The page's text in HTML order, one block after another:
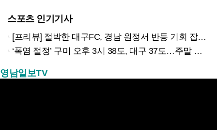
스포츠 인기기사
[프리뷰] 절박한 대구FC, 경남 원정서 반등 기회 잡을까?
‘폭염 절정’ 구미 오후 3시 38도, 대구 37도…주말 한풀 꺾일까?
영남일보TV